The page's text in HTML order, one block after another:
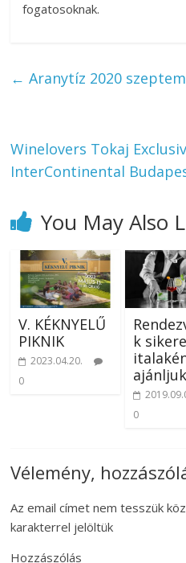
fogatosoknak.
← Aranytíz 2020
Winelovers Tokaj
InterContinental
You May Also
V. KÉKNYELŰ
PIKNIK
2023.04.20.
0
k
0
Vélemény,
Az email címet nem tesszük
karakterrel jelöltük
Hozzászólás